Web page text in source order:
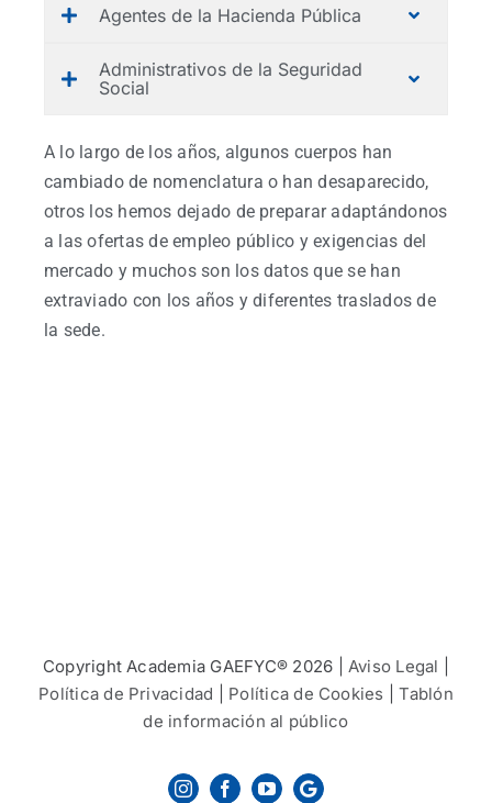
Agentes de la Hacienda Pública
Administrativos de la Seguridad
Social
A lo largo de los años, algunos cuerpos han
cambiado de nomenclatura o han desaparecido,
otros los hemos dejado de preparar adaptándonos
a las ofertas de empleo público y exigencias del
mercado y muchos son los datos que se han
extraviado con los años y diferentes traslados de
la sede.
Copyright Academia GAEFYC® 2026 | Aviso Legal
Política de Privacidad
Política de Cookies |Tablón
de información al público